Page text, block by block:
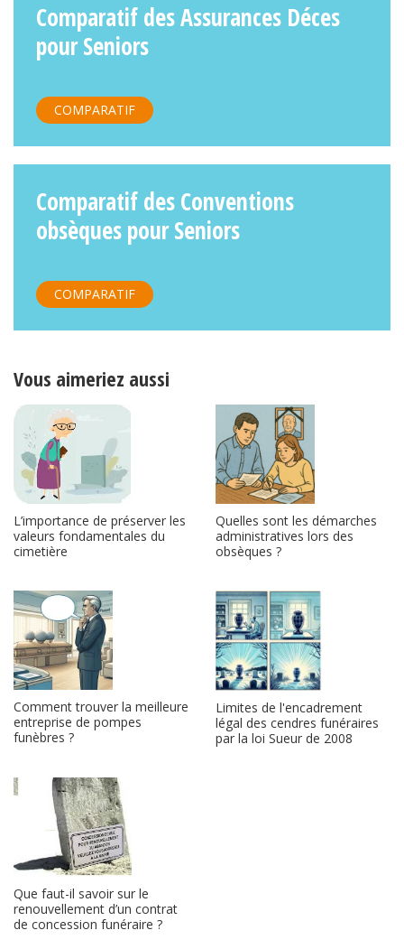
Comparatif des Assurances Déces
pour Seniors
COMPARATIF
Comparatif des Conventions
obsèques pour Seniors
COMPARATIF
Vous aimeriez aussi
L’importance de préserver les
valeurs fondamentales du
cimetière
Quelles sont les démarches
administratives lors des
obsèques ?
Comment trouver la meilleure
entreprise de pompes
funèbres ?
Limites de l'encadrement
légal des cendres funéraires
par la loi Sueur de 2008
Que faut-il savoir sur le
renouvellement d’un contrat
de concession funéraire ?